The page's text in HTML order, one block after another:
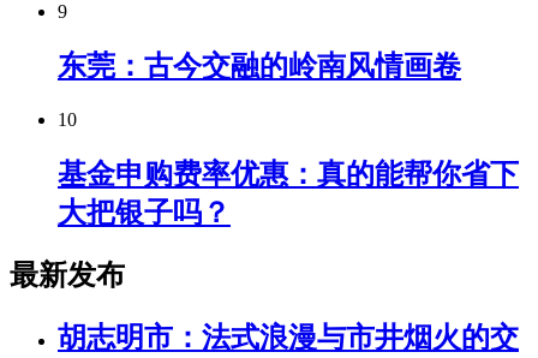
9
东莞：古今交融的岭南风情画卷
10
基金申购费率优惠：真的能帮你省下
大把银子吗？
最新发布
胡志明市：法式浪漫与市井烟火的交